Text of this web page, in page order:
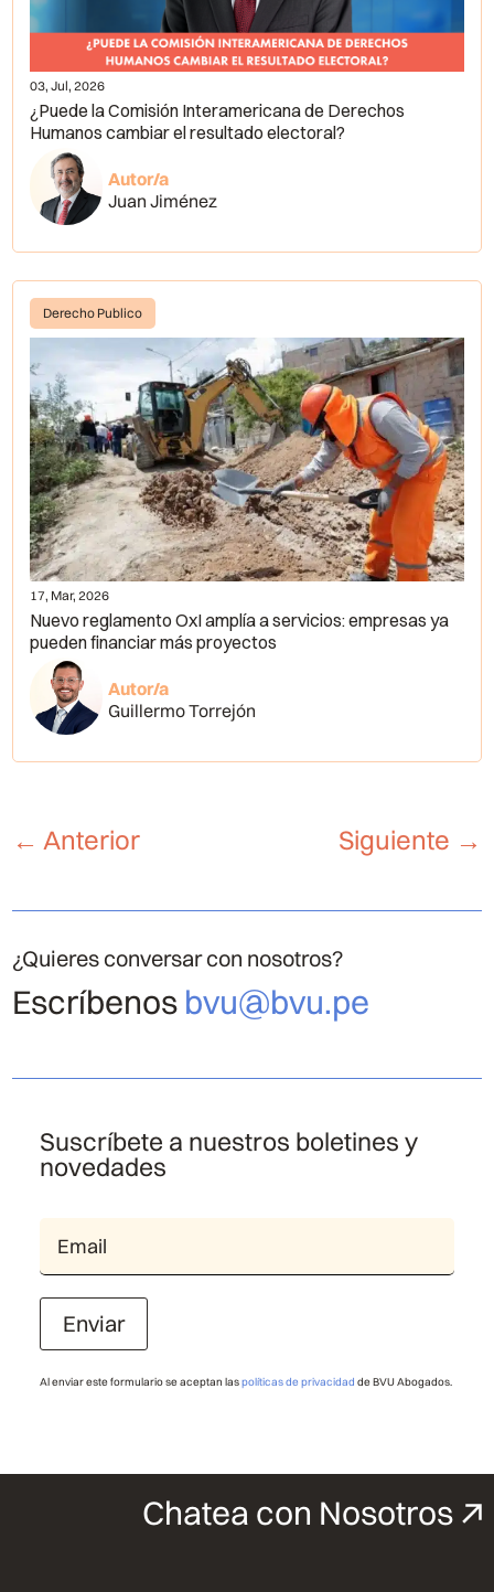
03, Jul, 2026
¿Puede la Comisión Interamericana de Derechos
Humanos cambiar el resultado electoral?
Autor/a
Juan Jiménez
Derecho Publico
17, Mar, 2026
Nuevo reglamento OxI amplía a servicios: empresas ya
pueden financiar más proyectos
Autor/a
Guillermo Torrejón
←Anterior Siguiente →
¿Quieres conversar con nosotros?
Escríbenos bvu@bvu.pe
Suscríbete a nuestros boletines y
novedades
Enviar
Al enviar este formulario se aceptan laspolíticas de privacidad de BVU Abogados.
Chatea con Nosotros